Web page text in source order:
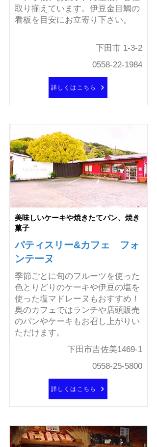
取り揃えています。伊豆金目鯛の
看板を目安にお立寄り下さい。
下田市 1-3-2
0558-22-1984
詳しくはこちら
美味しいケーキや焼きたてパン、焼き
菓子
パティスリー&カフェ フォ
ンテーヌ
季節ごとに旬のフルーツを使った
色とりどりのケーキや伊豆の塩を
使った塩マドレーヌもおすすめ！
奥のカフェではランチや店頭販売
のパンやケーキもお召し上がりい
ただけます。
下田市吉佐美1469-1
0558-25-5800
詳しくはこちら